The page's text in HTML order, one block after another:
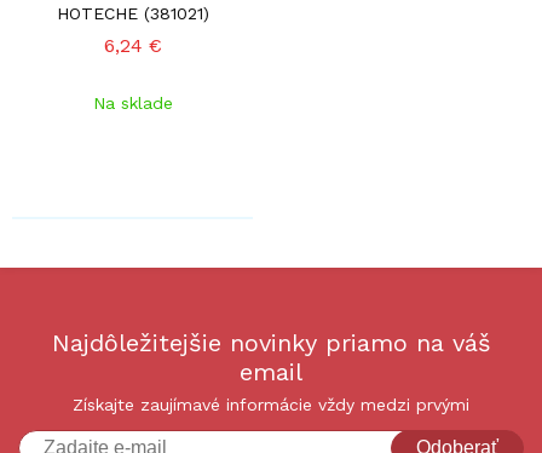
HOTECHE (381021)
6,24 €
Na sklade
Najdôležitejšie novinky priamo na váš
email
Získajte zaujímavé informácie vždy medzi prvými
Odoberať